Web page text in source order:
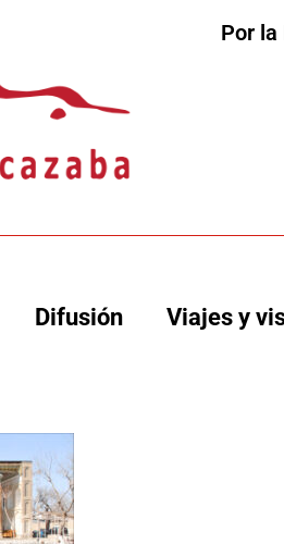
Por
Difusión Viajes y